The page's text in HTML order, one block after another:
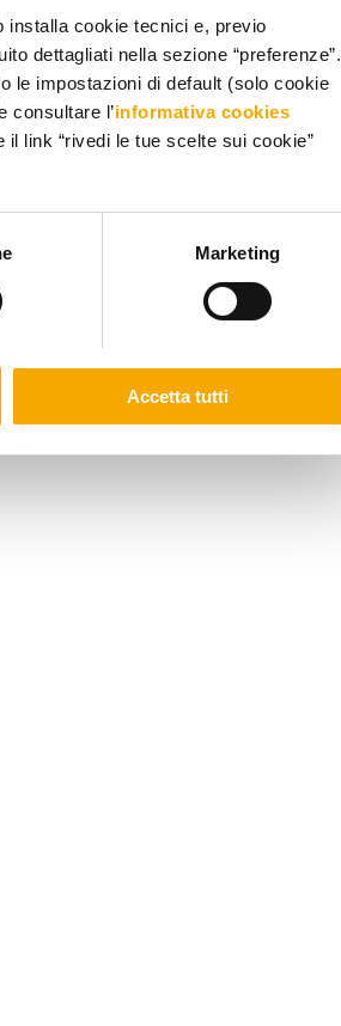
installa cookie tecnici e, previo
dettagliati nella sezione “preferenze”.
le impostazioni di default (solo cookie
consultare l’informativa cookies
link “rivedi le tue scelte sui cookie”
Marketing
Accetta tutti